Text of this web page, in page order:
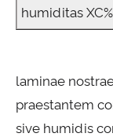
humiditas XC%
laminae
praestantem
sive humidis